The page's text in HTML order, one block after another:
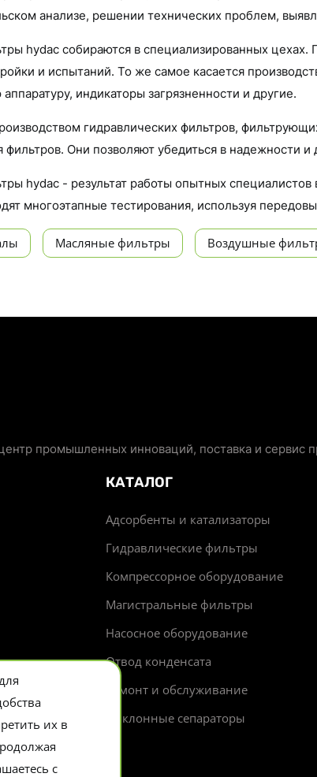
анализе, решении технических проблем,
hydac собираются в специализированных
и испытаний. То же самое касается
индикаторы загрязненности и другие.
гидравлических фильтров,
Они позволяют убедиться в надежности
hydac - результат работы опытных
многоэтапные тестирования, используя
Масляные фильтры Воздушные
промышленных инноваций, поставка и сервис
КАТАЛОГ
Адсорбенты и катализаторы
Гидравлические фильтры
Компрессорное оборудование
Магистральные фильтры
Насосное оборудование
Отвод конденсата
Ремонт и обслуживание
Циклонные сепараторы
их в
с